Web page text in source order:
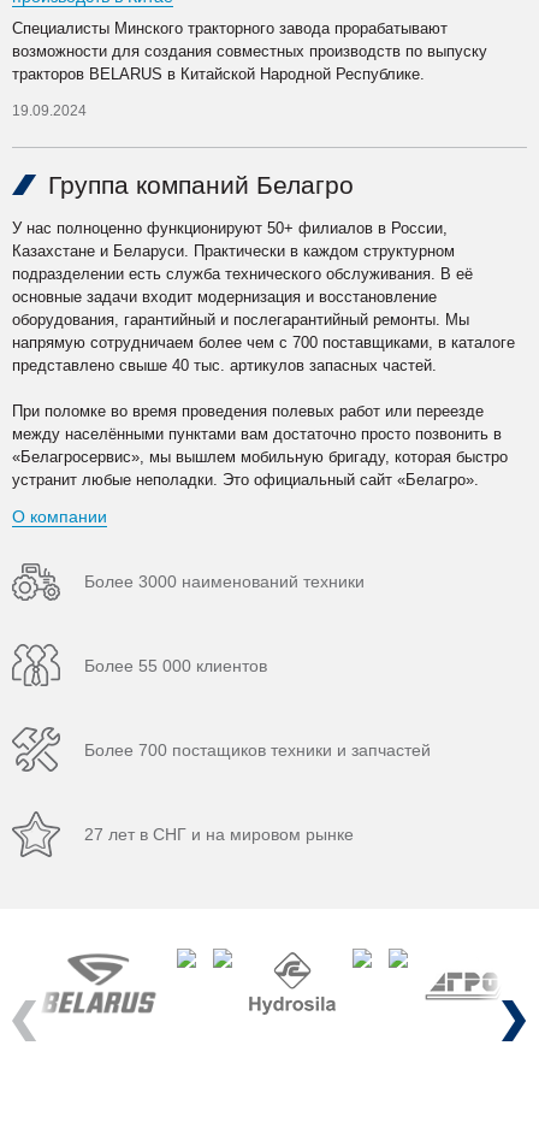
Специалисты Минского тракторного завода прорабатывают
возможности для создания совместных производств по выпуску
тракторов BELARUS в Китайской Народной Республике.
19.09.2024
Группа компаний Белагро
У нас полноценно функционируют 50+ филиалов в России,
Казахстане и Беларуси. Практически в каждом структурном
подразделении есть служба технического обслуживания. В её
основные задачи входит модернизация и восстановление
оборудования, гарантийный и послегарантийный ремонты. Мы
напрямую сотрудничаем более чем с 700 поставщиками, в каталоге
представлено свыше 40 тыс. артикулов запасных частей.
При поломке во время проведения полевых работ или переезде
между населёнными пунктами вам достаточно просто позвонить в
«Белагросервис», мы вышлем мобильную бригаду, которая быстро
устранит любые неполадки. Это официальный сайт «Белагро».
О компании
Более 3000 наименований техники
Более 55 000 клиентов
Более 700 постащиков техники и запчастей
27 лет в СНГ и на мировом рынке
Previous Next